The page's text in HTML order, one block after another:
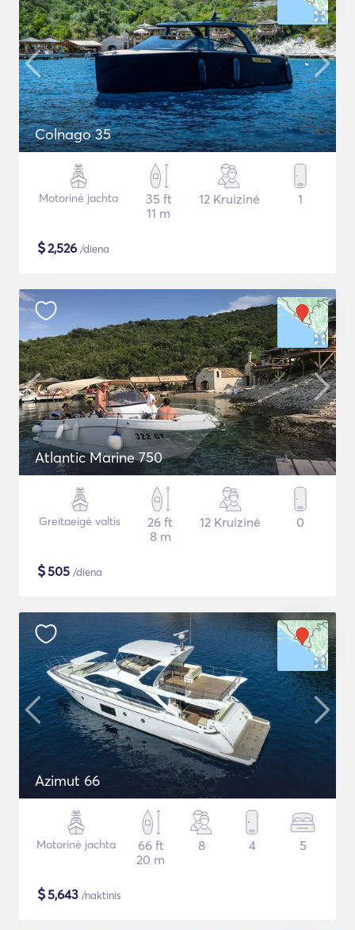
Colnago 35
Motorinė jachta
35 ft
11 m
12 Kruizinė 1
$2,526 /diena
Atlantic Marine 750
Greitaeigė valtis
26 ft
8 m
12 Kruizinė 0
$505 /diena
Azimut 66
Motorinė jachta
66 ft
20 m
8 4 5
$5,643 /naktinis